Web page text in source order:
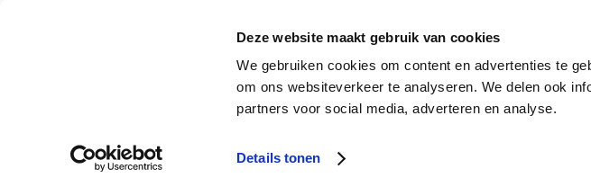
Deze website maakt gebruik van cookies
We gebruiken cookies om content en advertenties te
om ons websiteverkeer te analyseren. We delen ook
partners voor social media, adverteren en analyse.
Details tonen